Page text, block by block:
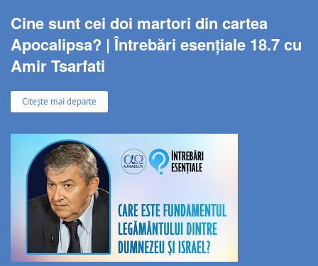
Cine sunt cei doi martori din cartea
Apocalipsa? | Întrebări esențiale 18.7 cu
Amir Tsarfati
Citește mai departe